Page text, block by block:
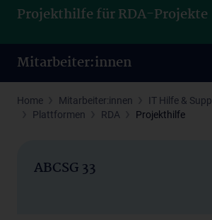
Projekthilfe für RDA-Projekte
Mitarbeiter:innen
Home Mitarbeiter:innen IT Hilfe &
Plattformen
RDA Projekthilfe
ABCSG 33